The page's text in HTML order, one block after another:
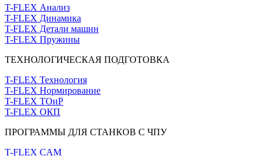
T-FLEX Анализ
T-FLEX Динамика
T-FLEX Детали машин
T-FLEX Пружины
ТЕХНОЛОГИЧЕСКАЯ ПОДГОТОВКА
T-FLEX Технология
T-FLEX Нормирование
T-FLEX ТОиР
T-FLEX ОКП
ПРОГРАММЫ ДЛЯ СТАНКОВ С ЧПУ
T-FLEX CAM